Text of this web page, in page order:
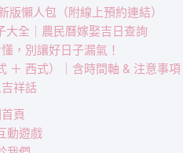
懶人包（附線上預約連結）
全｜農民曆嫁娶吉日查詢
，別讓好日子漏氣！
＋ 西式）｜含時間軸 & 注意事項
祥話
頁
動遊戲